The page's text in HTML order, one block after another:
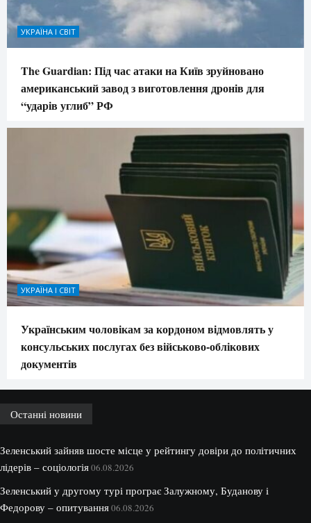
УКРАЇНА І СВІТ
The Guardian: Під час атаки на Київ зруйновано
американський завод з виготовлення дронів для
“ударів углиб” РФ
УКРАЇНА І СВІТ
Українським чоловікам за кордоном відмовлять у
консульських послугах без військово-облікових
документів
Останні новини
Зеленський зайняв шосте місце у рейтингу довіри до політичних
лідерів – соціологія06.08.2026
Зеленський у другому турі програє Залужному, Буданову і
Федорову – опитування06.08.2026